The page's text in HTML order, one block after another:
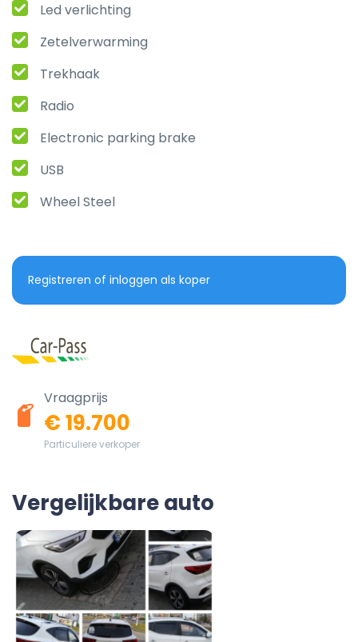
Led verlichting
Zetelverwarming
Trekhaak
Radio
Electronic parking brake
USB
Wheel Steel
Registreren of inloggen als koper
Vraagprijs
€ 19.700
Particuliere verkoper
Vergelijkbare auto